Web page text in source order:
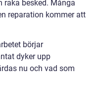
raka besked. Många
reparation kommer att
börjar
dyker upp
nu och vad som